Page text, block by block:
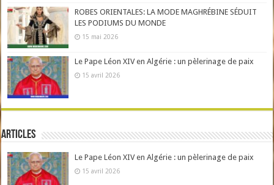
ROBES ORIENTALES: LA MODE MAGHRÉBINE SÉDUIT
LES PODIUMS DU MONDE
15 mai 2026
Le Pape Léon XIV en Algérie : un pèlerinage de paix
15 avril 2026
Articles
Le Pape Léon XIV en Algérie : un pèlerinage de paix
15 avril 2026